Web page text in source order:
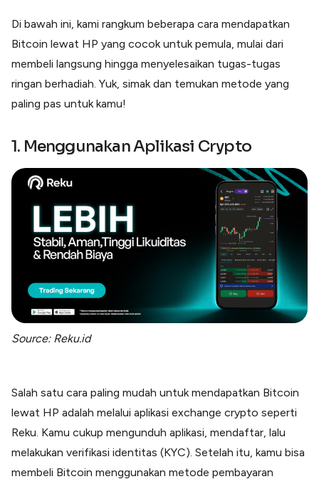
Di bawah ini, kami rangkum beberapa cara mendapatkan
Bitcoin lewat HP yang cocok untuk pemula, mulai dari
membeli langsung hingga menyelesaikan tugas-tugas
ringan berhadiah. Yuk, simak dan temukan metode yang
paling pas untuk kamu!
1. Menggunakan Aplikasi Crypto
Source: Reku.id
Salah satu cara paling mudah untuk mendapatkan Bitcoin
lewat HP adalah melalui aplikasi exchange crypto seperti
Reku. Kamu cukup mengunduh aplikasi, mendaftar, lalu
melakukan verifikasi identitas (KYC). Setelah itu, kamu bisa
membeli Bitcoin menggunakan metode pembayaran